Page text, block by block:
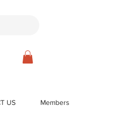
US Members